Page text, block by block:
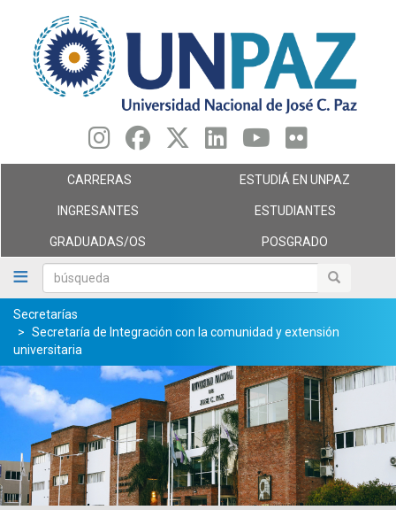
contenido
principal
búsqueda búsqueda
CARRERAS ESTUDIÁ EN UNPAZ
INGRESANTES ESTUDIANTES
GRADUADAS/OS POSGRADO
Secretarías
Secretaría de Integración con la comunidad y extensión
universitaria